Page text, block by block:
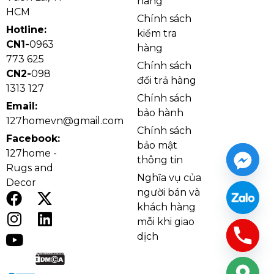
những không gian sử dụng nội thất gỗ, sofa màu
trung tính, rèm sáng và trần màu trắng.
Ảnh thật Quạt Trần Đèn QT5216 lắp đặt tại nhà
khách
Cánh quạt bằng gỗ mang lại vẻ đẹp tự nhiên, ấm áp
và có độ bền thẩm mỹ cao trong quá trình sử dụng.
HCM
Hotline:
CN1-0963
773 625
CN2-098
1313 127
Email:
127homevn@gmail.com
Facebook:
127home -
Rugs and
Decor
Chính sách
kiểm tra
hàng
Chính sách
đổi trả hàng
Chính sách
bảo hành
Chính sách
bảo mật
thông tin
Nghĩa vụ của
người bán và
khách hàng
mỗi khi giao
dịch